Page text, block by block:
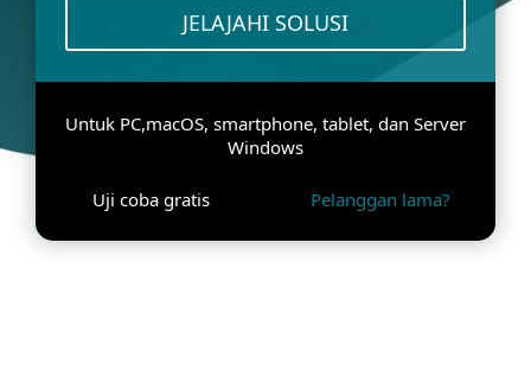
JELAJAHI SOLUSI
Untuk PC,macOS, smartphone, tablet, dan Server
Windows
Uji coba gratis Pelanggan lama?